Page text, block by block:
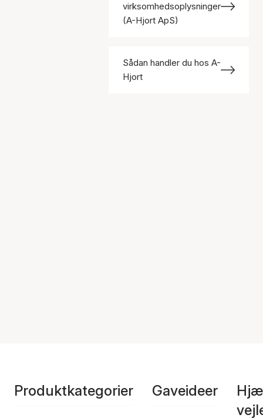
virksomhedsoplysninger
(A-Hjort ApS)
Sådan handler du hos A-
Hjort
Produktkategorier Gaveideer